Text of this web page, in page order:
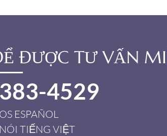
ĐƯỢC TƯ VẤN
4529
ESPAÑOL
TIẾNG VIỆT